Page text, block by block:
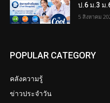
ป.6 ม.3 ม
5 สิงหาคม
POPULAR CATEGORY
คลังความรู้
ข่าวประจำวัน